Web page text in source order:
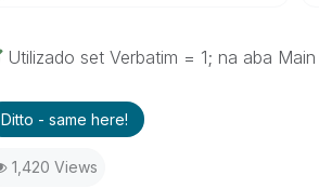
Utilizado set Verbatim = 1; na aba
Ditto - same here!
1,420 Views